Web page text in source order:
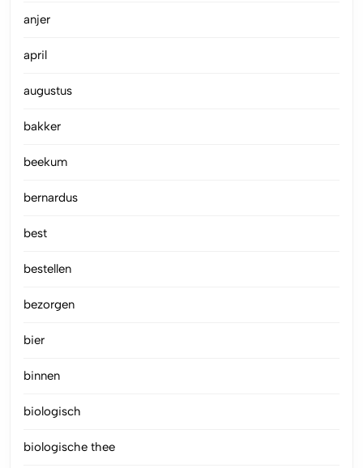
anjer
april
augustus
bakker
beekum
bernardus
best
bestellen
bezorgen
bier
binnen
biologisch
biologische thee